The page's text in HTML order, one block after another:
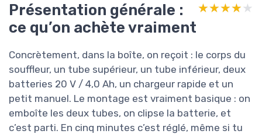
Présentation générale :
ce qu’on achète vraiment
★★★★★
★★★★★
Concrètement, dans la boîte, on reçoit : le corps du
souffleur, un tube supérieur, un tube inférieur, deux
batteries 20 V / 4,0 Ah, un chargeur rapide et un
petit manuel. Le montage est vraiment basique : on
emboîte les deux tubes, on clipse la batterie, et
c’est parti. En cinq minutes c’est réglé, même si tu